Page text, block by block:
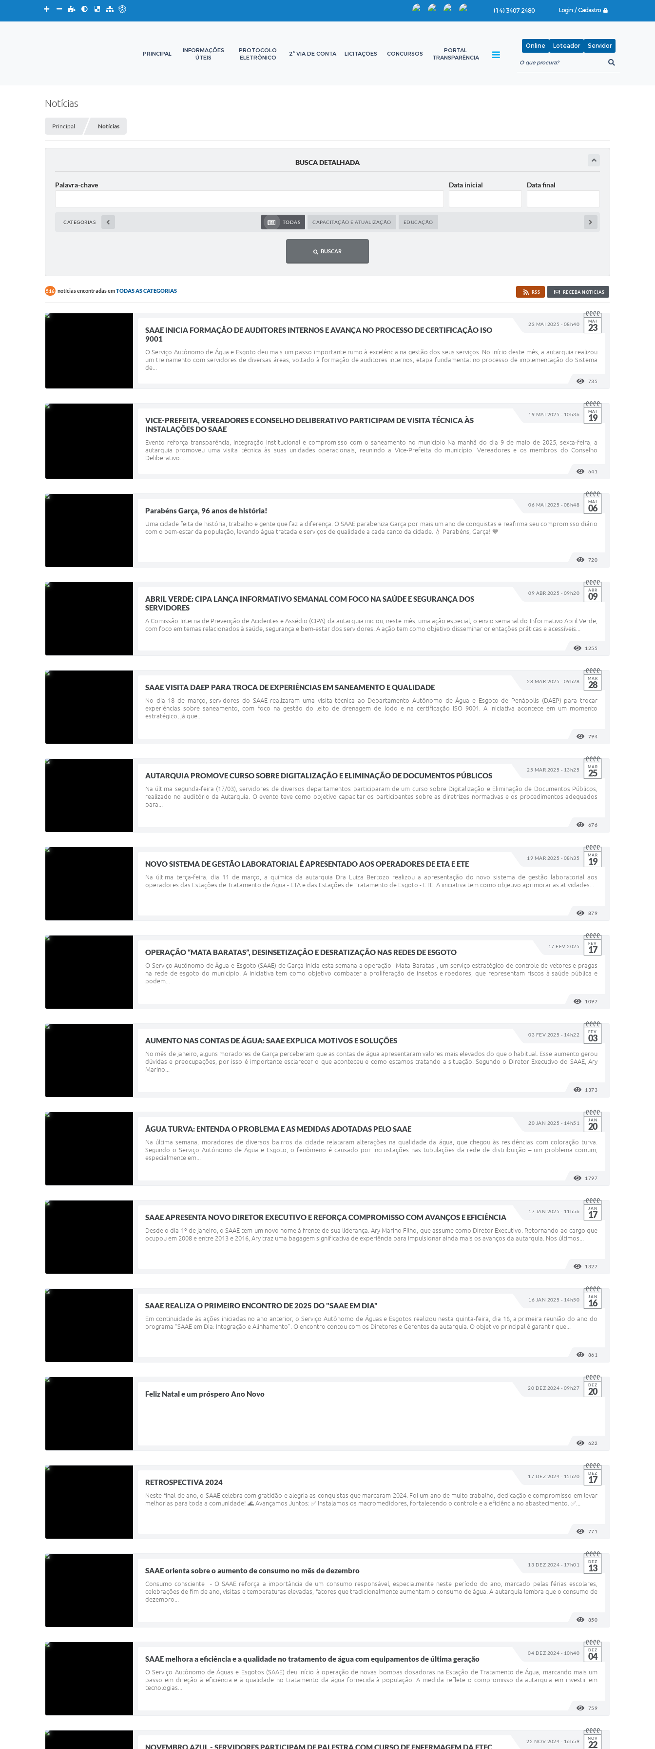
Login / Cadastro
(14) 3407 2480
PRINCIPAL
INFORMAÇÕES
ÚTEIS
PROTOCOLO
ELETRÔNICO
2ª VIA DE CONTA LICITAÇÕES CONCURSOS
PORTAL
TRANSPARÊNCIA
Online Loteador Servidor
Notícias
Principal Notícias
BUSCA DETALHADA
Palavra-chave Data inicial Data final
CATEGORIAS TODAS CAPACITAÇÃO E ATUALIZAÇÃO EDUCAÇÃO
BUSCAR
516 notícias encontradas emTODAS AS CATEGORIAS RSS RECEBA NOTÍCIAS
23 MAI 2025 - 08h40 MAI
23
SAAE INICIA FORMAÇÃO DE AUDITORES INTERNOS E AVANÇA NO PROCESSO DE CERTIFICAÇÃO ISO
9001
O Serviço Autônomo de Água e Esgoto deu mais um passo importante rumo à excelência na gestão dos seus serviços. No início deste mês, a autarquia realizou
um treinamento com servidores de diversas áreas, voltado à formação de auditores internos, etapa fundamental no processo de implementação do Sistema
de...
735
19 MAI 2025 - 10h36 MAI
19
VICE-PREFEITA, VEREADORES E CONSELHO DELIBERATIVO PARTICIPAM DE VISITA TÉCNICA ÀS
INSTALAÇÕES DO SAAE
Evento reforça transparência, integração institucional e compromisso com o saneamento no município Na manhã do dia 9 de maio de 2025, sexta-feira, a
autarquia promoveu uma visita técnica às suas unidades operacionais, reunindo a Vice-Prefeita do município, Vereadores e os membros do Conselho
Deliberativo...
641
06 MAI 2025 - 08h48 MAI
06
Parabéns Garça, 96 anos de história!
Uma cidade feita de história, trabalho e gente que faz a diferença. O SAAE parabeniza Garça por mais um ano de conquistas e reafirma seu compromisso diário
com o bem-estar da população, levando água tratada e serviços de qualidade a cada canto da cidade. 💧 Parabéns, Garça! 💙
720
09 ABR 2025 - 09h20 ABR
09
ABRIL VERDE: CIPA LANÇA INFORMATIVO SEMANAL COM FOCO NA SAÚDE E SEGURANÇA DOS
SERVIDORES
A Comissão Interna de Prevenção de Acidentes e Assédio (CIPA) da autarquia iniciou, neste mês, uma ação especial, o envio semanal do Informativo Abril Verde,
com foco em temas relacionados à saúde, segurança e bem-estar dos servidores. A ação tem como objetivo disseminar orientações práticas e acessíveis...
1255
28 MAR 2025 - 09h28 MAR
28
SAAE VISITA DAEP PARA TROCA DE EXPERIÊNCIAS EM SANEAMENTO E QUALIDADE
No dia 18 de março, servidores do SAAE realizaram uma visita técnica ao Departamento Autônomo de Água e Esgoto de Penápolis (DAEP) para trocar
experiências sobre saneamento, com foco na gestão do leito de drenagem de lodo e na certificação ISO 9001. A iniciativa acontece em um momento
estratégico, já que...
794
25 MAR 2025 - 13h25 MAR
25
AUTARQUIA PROMOVE CURSO SOBRE DIGITALIZAÇÃO E ELIMINAÇÃO DE DOCUMENTOS PÚBLICOS
Na última segunda-feira (17/03), servidores de diversos departamentos participaram de um curso sobre Digitalização e Eliminação de Documentos Públicos,
realizado no auditório da Autarquia. O evento teve como objetivo capacitar os participantes sobre as diretrizes normativas e os procedimentos adequados
para...
676
19 MAR 2025 - 08h35 MAR
19
NOVO SISTEMA DE GESTÃO LABORATORIAL É APRESENTADO AOS OPERADORES DE ETA E ETE
Na última terça-feira, dia 11 de março, a química da autarquia Dra Luiza Bertozo realizou a apresentação do novo sistema de gestão laboratorial aos
operadores das Estações de Tratamento de Água - ETA e das Estações de Tratamento de Esgoto - ETE. A iniciativa tem como objetivo aprimorar as atividades...
879
17 FEV 2025 FEV
17
OPERAÇÃO “MATA BARATAS”, DESINSETIZAÇÃO E DESRATIZAÇÃO NAS REDES DE ESGOTO
O Serviço Autônomo de Água e Esgoto (SAAE) de Garça inicia esta semana a operação "Mata Baratas", um serviço estratégico de controle de vetores e pragas
na rede de esgoto do município. A iniciativa tem como objetivo combater a proliferação de insetos e roedores, que representam riscos à saúde pública e
podem...
1097
03 FEV 2025 - 14h22 FEV
03
AUMENTO NAS CONTAS DE ÁGUA: SAAE EXPLICA MOTIVOS E SOLUÇÕES
No mês de janeiro, alguns moradores de Garça perceberam que as contas de água apresentaram valores mais elevados do que o habitual. Esse aumento gerou
dúvidas e preocupações, por isso é importante esclarecer o que aconteceu e como estamos tratando a situação. Segundo o Diretor Executivo do SAAE, Ary
Marino...
1373
20 JAN 2025 - 14h51 JAN
20
ÁGUA TURVA: ENTENDA O PROBLEMA E AS MEDIDAS ADOTADAS PELO SAAE
Na última semana, moradores de diversos bairros da cidade relataram alterações na qualidade da água, que chegou às residências com coloração turva.
Segundo o Serviço Autônomo de Água e Esgoto, o fenômeno é causado por incrustações nas tubulações da rede de distribuição – um problema comum,
especialmente em...
1797
17 JAN 2025 - 11h56 JAN
17
SAAE APRESENTA NOVO DIRETOR EXECUTIVO E REFORÇA COMPROMISSO COM AVANÇOS E EFICIÊNCIA
Desde o dia 1º de janeiro, o SAAE tem um novo nome à frente de sua liderança: Ary Marino Filho, que assume como Diretor Executivo. Retornando ao cargo que
ocupou em 2008 e entre 2013 e 2016, Ary traz uma bagagem significativa de experiência para impulsionar ainda mais os avanços da autarquia. Nos últimos...
1327
16 JAN 2025 - 14h50 JAN
16
SAAE REALIZA O PRIMEIRO ENCONTRO DE 2025 DO "SAAE EM DIA"
Em continuidade às ações iniciadas no ano anterior, o Serviço Autônomo de Águas e Esgotos realizou nesta quinta-feira, dia 16, a primeira reunião do ano do
programa “SAAE em Dia: Integração e Alinhamento”. O encontro contou com os Diretores e Gerentes da autarquia. O objetivo principal é garantir que...
861
20 DEZ 2024 - 09h27 DEZ
20
Feliz Natal e um próspero Ano Novo
622
17 DEZ 2024 - 15h20 DEZ
17
RETROSPECTIVA 2024
Neste final de ano, o SAAE celebra com gratidão e alegria as conquistas que marcaram 2024. Foi um ano de muito trabalho, dedicação e compromisso em levar
melhorias para toda a comunidade! 🌊 Avançamos Juntos: ✅ Instalamos os macromedidores, fortalecendo o controle e a eficiência no abastecimento. ✅...
771
13 DEZ 2024 - 17h01 DEZ
13
SAAE orienta sobre o aumento de consumo no mês de dezembro
Consumo consciente - O SAAE reforça a importância de um consumo responsável, especialmente neste período do ano, marcado pelas férias escolares,
celebrações de fim de ano, visitas e temperaturas elevadas, fatores que tradicionalmente aumentam o consumo de água. A autarquia lembra que o consumo de
dezembro...
850
04 DEZ 2024 - 10h40 DEZ
04
SAAE melhora a eficiência e a qualidade no tratamento de água com equipamentos de última geração
O Serviço Autônomo de Águas e Esgotos (SAAE) deu início à operação de novas bombas dosadoras na Estação de Tratamento de Água, marcando mais um
passo em direção à eficiência e à qualidade no tratamento da água fornecida à população. A medida reflete o compromisso da autarquia em investir em
tecnologias...
759
22 NOV 2024 - 16h59 NOV
22
NOVEMBRO AZUL - SERVIDORES PARTICIPAM DE PALESTRA COM CURSO DE ENFERMAGEM DA ETEC